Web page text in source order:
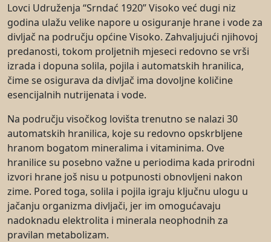
Lovci Udruženja “Srndać 1920” Visoko već dugi niz
godina ulažu velike napore u osiguranje hrane i vode za
divljač na području općine Visoko. Zahvaljujući njihovoj
predanosti, tokom proljetnih mjeseci redovno se vrši
izrada i dopuna solila, pojila i automatskih hranilica,
čime se osigurava da divljač ima dovoljne količine
esencijalnih nutrijenata i vode.
Na području visočkog lovišta trenutno se nalazi 30
automatskih hranilica, koje su redovno opskrbljene
hranom bogatom mineralima i vitaminima. Ove
hranilice su posebno važne u periodima kada prirodni
izvori hrane još nisu u potpunosti obnovljeni nakon
zime. Pored toga, solila i pojila igraju ključnu ulogu u
jačanju organizma divljači, jer im omogućavaju
nadoknadu elektrolita i minerala neophodnih za
pravilan metabolizam.